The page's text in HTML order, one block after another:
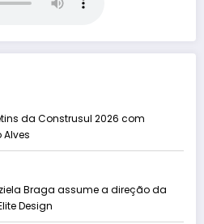
da Construsul 2026 com
Braga assume a direção da
Design